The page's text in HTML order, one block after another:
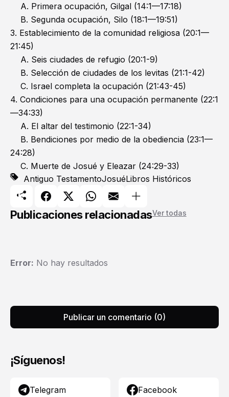
A. Primera ocupación, Gilgal (14:1—17:18)
B. Segunda ocupación, Silo (18:1—19:51)
3. Establecimiento de la comunidad religiosa (20:1—
21:45)
A. Seis ciudades de refugio (20:1-9)
B. Selección de ciudades de los levitas (21:1-42)
C. Israel completa la ocupación (21:43-45)
4. Condiciones para una ocupación permanente (22:1
—34:33)
A. El altar del testimonio (22:1-34)
B. Bendiciones por medio de la obediencia (23:1—
24:28)
C. Muerte de Josué y Eleazar (24:29-33)
Antiguo TestamentoJosuéLibros Históricos
Publicaciones relacionadasVer todas
Error: No hay resultados
Publicar un comentario (0)
¡Síguenos!
Telegram Facebook